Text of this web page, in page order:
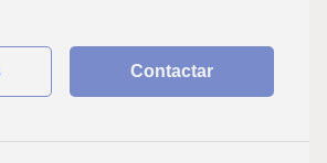
Contactar